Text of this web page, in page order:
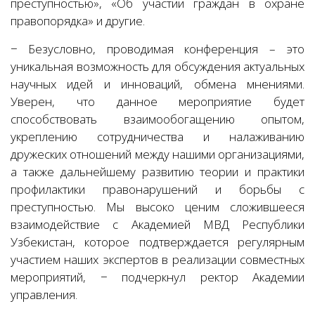
правопорядка» и другие.
− Безусловно, проводимая конференция – это
уникальная возможность для обсуждения актуальных
научных идей и инноваций, обмена мнениями.
Уверен, что данное мероприятие будет
способствовать взаимообогащению опытом,
укреплению сотрудничества и налаживанию
дружеских отношений между нашими организациями,
а также дальнейшему развитию теории и практики
профилактики правонарушений и борьбы с
преступностью. Мы высоко ценим сложившееся
взаимодействие с Академией МВД Республики
Узбекистан, которое подтверждается регулярным
участием наших экспертов в реализации совместных
мероприятий, − подчеркнул ректор Академии
управления.